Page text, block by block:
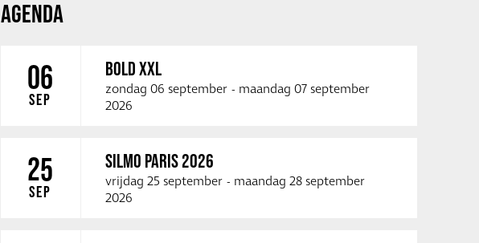
AGENDA
06
SEP
BOLD XXL
zondag 06 september - maandag 07 september
2026
25
SEP
SILMO PARIS 2026
vrijdag 25 september - maandag 28 september
2026